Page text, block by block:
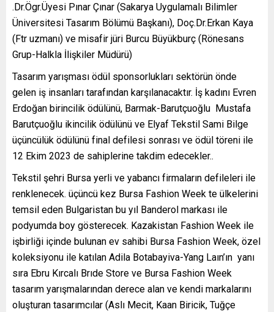
.Dr.Ögr.Üyesi Pınar Çınar (Sakarya Uygulamalı Bilimler
Üniversitesi Tasarım Bölümü Başkanı), Doç.Dr.Erkan Kaya
(Ftr uzmanı) ve misafir jüri Burcu Büyükburç (Rönesans
Grup-Halkla İlişkiler Müdürü)
Tasarım yarışması ödül sponsorlukları sektörün önde
gelen iş insanları tarafından karşılanacaktır. İş kadını Evren
Erdoğan birincilik ödülünü, Barmak-Barutçuoğlu Mustafa
Barutçuoğlu ikincilik ödülünü ve Elyaf Tekstil Sami Bilge
üçüncülük ödülünü final defilesi sonrası ve ödül töreni ile
12 Ekim 2023 de sahiplerine takdim edecekler..
Tekstil şehri Bursa yerli ve yabancı firmaların defileleri ile
renklenecek. üçüncü kez Bursa Fashion Week te ülkelerini
temsil eden Bulgaristan bu yıl Banderol markası ile
podyumda boy gösterecek. Kazakistan Fashion Week ile
işbirliği içinde bulunan ev sahibi Bursa Fashion Week, özel
koleksiyonu ile katılan Adila Botabayiva-Yang Laın’ın yanı
sıra Ebru Kırcalı Brıde Store ve Bursa Fashion Week
tasarım yarışmalarından derece alan ve kendi markalarını
oluşturan tasarımcılar (Aslı Mecit, Kaan Biricik, Tuğçe